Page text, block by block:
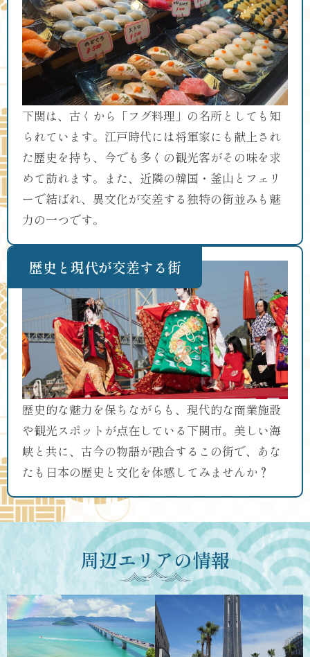
下関は、古くから「フグ料理」の名所としても知
られています。江戸時代には将軍家にも献上され
た歴史を持ち、今でも多くの観光客がその味を求
めて訪れます。また、近隣の韓国・釜山とフェリ
ーで結ばれ、異文化が交差する独特の街並みも魅
力の一つです。
歴史と現代が交差する街
歴史的な魅力を保ちながらも、現代的な商業施設
や観光スポットが点在している下関市。美しい海
峡と共に、古今の物語が融合するこの街で、あな
たも日本の歴史と文化を体感してみませんか？
周辺エリアの情報